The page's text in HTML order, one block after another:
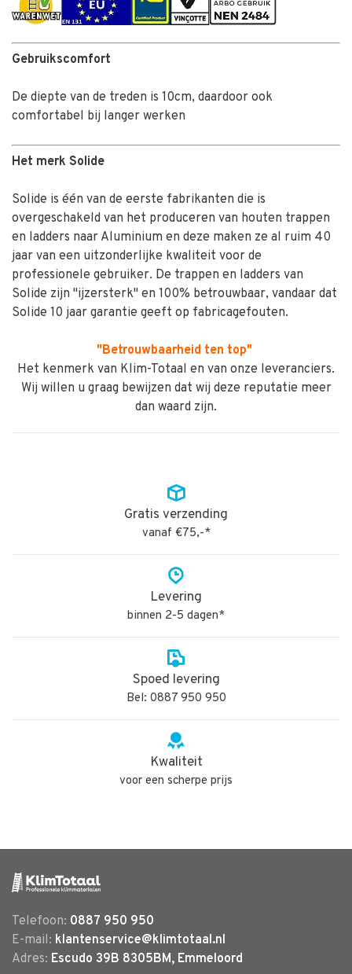
Gebruikscomfort
De diepte van de treden is 10cm, daardoor ook
comfortabel bij langer werken
Het merk Solide
Solide is één van de eerste fabrikanten die is
overgeschakeld van het produceren van houten trappen
en ladders naar Aluminium en deze maken ze al ruim 40
jaar van een uitzonderlijke kwaliteit voor de
professionele gebruiker. De trappen en ladders van
Solide zijn "ijzersterk" en 100% betrouwbaar, vandaar dat
Solide 10 jaar garantie geeft op fabricagefouten.
"Betrouwbaarheid ten top"
Het kenmerk van Klim-Totaal en van onze leveranciers.
Wij willen u graag bewijzen dat wij deze reputatie meer
dan waard zijn.
Gratis verzending
vanaf €75,-*
Levering
binnen 2-5 dagen*
Spoed levering
Bel: 0887 950 950
Kwaliteit
voor een scherpe prijs
Telefoon: 0887 950 950
E-mail: klantenservice@klimtotaal.nl
Adres: Escudo 39B 8305BM, Emmeloord